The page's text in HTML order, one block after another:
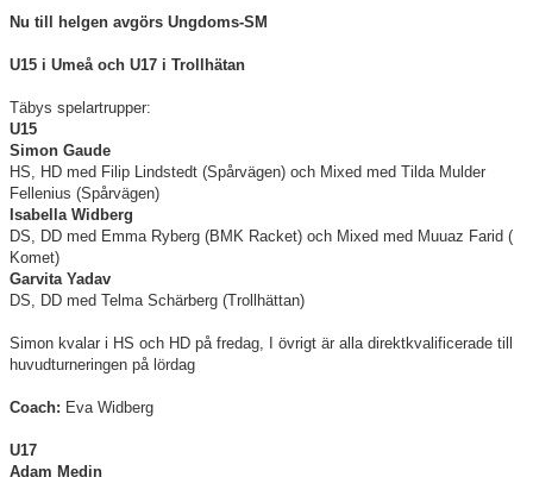
Täby-278 SM-GULD genom tiderna
Anmälan till Badmintonskolan HT-26
Information Vuxenträning HT-26
TRC-tidning 2025-26
Lilla Badmintonligan
Nu till helgen avgörs Ungdoms-SM
U15 i Umeå och U17 i Trollhätan
Täbys spelartrupper:
U15
Simon Gaude
HS, HD med Filip Lindstedt (Spårvägen) och Mixed med Tilda Mulder
Fellenius (Spårvägen)
Isabella Widberg
DS, DD med Emma Ryberg (BMK Racket) och Mixed med Muuaz Farid (
Komet)
Garvita Yadav
DS, DD med Telma Schärberg (Trollhättan)
Simon kvalar i HS och HD på fredag, I övrigt är alla direktkvalificerade till
huvudturneringen på lördag
Coach: Eva Widberg
U17
Adam Medin